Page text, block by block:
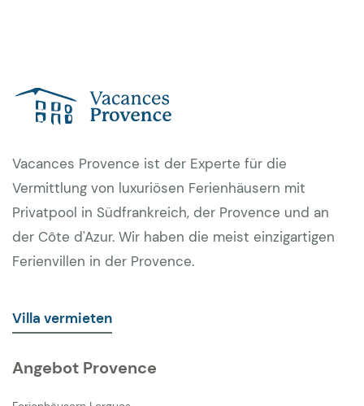
Vacances Provence ist der Experte für die
Vermittlung von luxuriösen Ferienhäusern mit
Privatpool in Südfrankreich, der Provence und an
der Côte d'Azur. Wir haben die meist einzigartigen
Ferienvillen in der Provence.
Villa vermieten
Angebot Provence